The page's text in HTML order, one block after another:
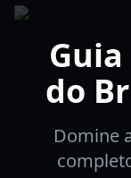
do
Domine